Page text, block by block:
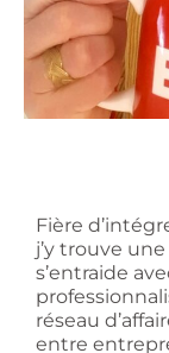
Fière
j’y trouve
s’entraide
réseau
entre